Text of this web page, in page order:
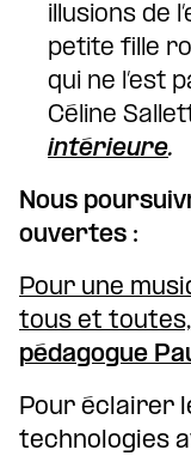
illusions de
petite fille
qui ne l’est
Céline
intérieure.
Nous
ouvertes :
Pour une
tous et
pédagogue
Pour éclairer
technologies